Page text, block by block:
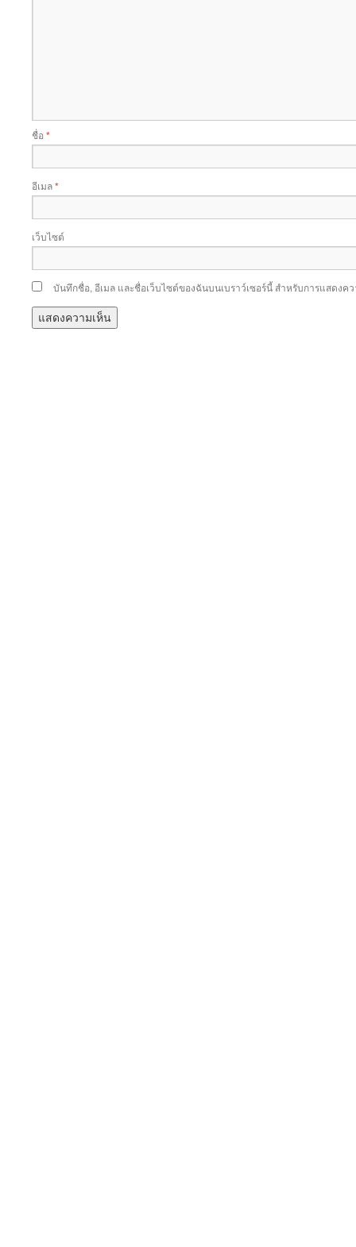
ชื่อ *
อีเมล*
เว็บไซต์
บันทึกชื่อ, อีเมล และชื่อเว็บไซต์ของฉันบนเบราว์เซอร์นี้ สำหรับการแสดงค